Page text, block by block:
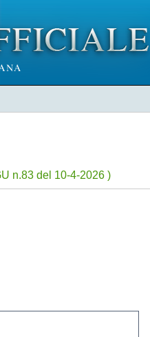
n.83 del 10-4-2026 )